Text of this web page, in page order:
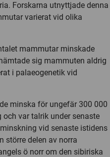
Forskarna utnyttjade denna
varierat vid olika
mammutar minskade
sig mammuten aldrig
i palaeogenetik vid
minska för ungefär 300 000
och var talrik under senaste
vid senaste istidens
större delen av norra
ö norr om den sibiriska